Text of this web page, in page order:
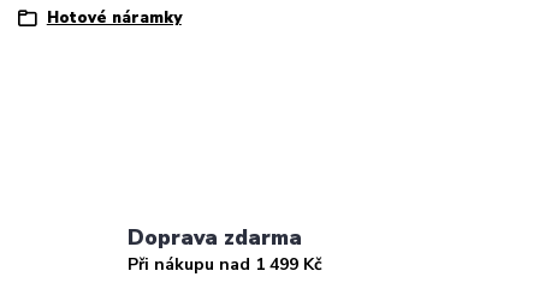
Hotové náramky
Doprava zdarma
Při nákupu nad 1 499 Kč